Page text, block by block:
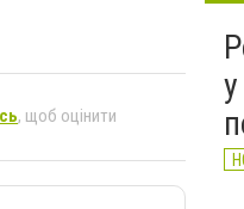
, щоб оцінити